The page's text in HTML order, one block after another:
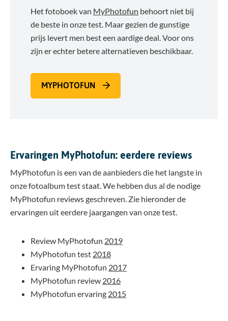
Het fotoboek van MyPhotofun behoort niet bij
de beste in onze test. Maar gezien de gunstige
prijs levert men best een aardige deal. Voor ons
zijn er echter betere alternatieven beschikbaar.
MYPHOTOFUN
Ervaringen MyPhotofun: eerdere reviews
MyPhotofun is een van de aanbieders die het langste in
onze fotoalbum test staat. We hebben dus al de nodige
MyPhotofun reviews geschreven. Zie hieronder de
ervaringen uit eerdere jaargangen van onze test.
Review MyPhotofun 2019
MyPhotofun test 2018
Ervaring MyPhotofun 2017
MyPhotofun review 2016
MyPhotofun ervaring 2015